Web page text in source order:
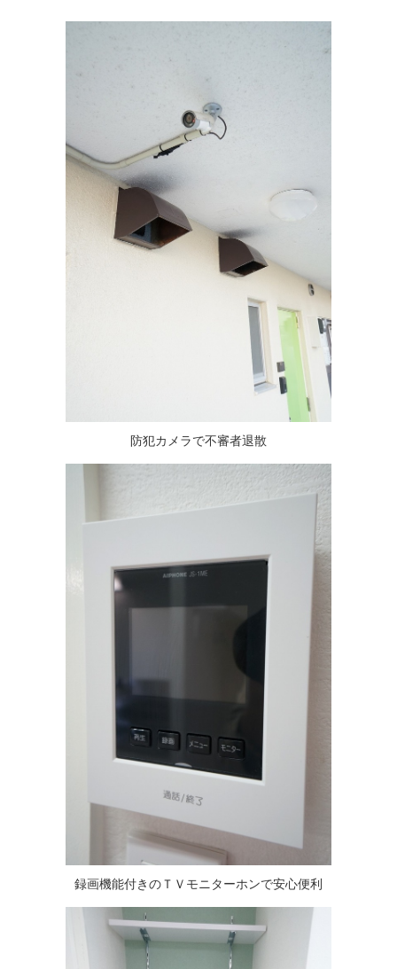
防犯カメラで不審者退散
録画機能付きのＴＶモニターホンで安心便利